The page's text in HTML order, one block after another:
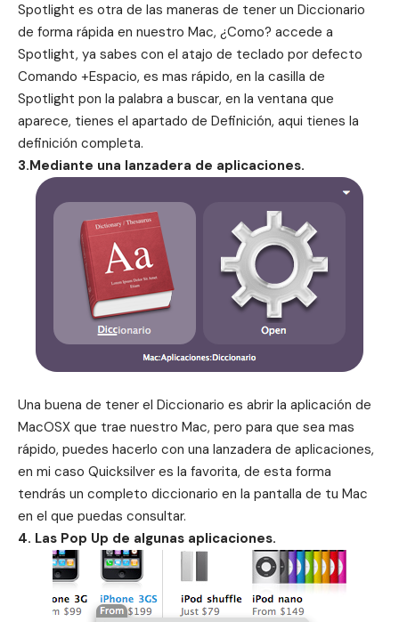
Spotlight es otra de las maneras de tener un Diccionario
de forma rápida en nuestro Mac, ¿Como? accede a
Spotlight, ya sabes con el atajo de teclado por defecto
Comando +Espacio, es mas rápido, en la casilla de
Spotlight pon la palabra a buscar, en la ventana que
aparece, tienes el apartado de Definición, aqui tienes la
definición completa.
3.Mediante una lanzadera de aplicaciones.
Una buena de tener el Diccionario es abrir la aplicación de
MacOSX que trae nuestro Mac, pero para que sea mas
rápido, puedes hacerlo con una lanzadera de aplicaciones,
en mi caso Quicksilver es la favorita, de esta forma
tendrás un completo diccionario en la pantalla de tu Mac
en el que puedas consultar.
4. Las Pop Up de algunas aplicaciones.